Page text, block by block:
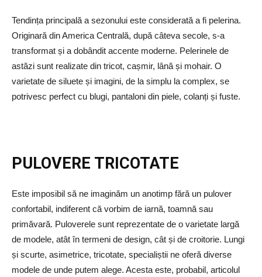
Tendința principală a sezonului este considerată a fi pelerina.
Originară din America Centrală, după câteva secole, s-a
transformat și a dobândit accente moderne. Pelerinele de
astăzi sunt realizate din tricot, cașmir, lână și mohair. O
varietate de siluete și imagini, de la simplu la complex, se
potrivesc perfect cu blugi, pantaloni din piele, colanți și fuste.
PULOVERE TRICOTATE
Este imposibil să ne imaginăm un anotimp fără un pulover
confortabil, indiferent că vorbim de iarnă, toamnă sau
primăvară. Puloverele sunt reprezentate de o varietate largă
de modele, atât în ​​termeni de design, cât și de croitorie. Lungi
și scurte, asimetrice, tricotate, specialiștii ne oferă diverse
modele de unde putem alege. Acesta este, probabil, articolul